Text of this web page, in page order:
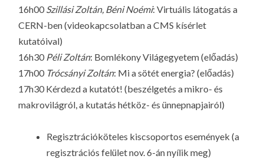
16h00 Szillási Zoltán, Béni Noémi: Virtuális látogatás a
CERN-ben (videokapcsolatban a CMS kísérlet
kutatóival)
16h30 Péli Zoltán: Bomlékony Világegyetem (előadás)
17h00 Trócsányi Zoltán: Mi a sötét energia? (előadás)
17h30 Kérdezd a kutatót! (beszélgetés a mikro- és
makrovilágról, a kutatás hétköz- és ünnepnapjairól)
Regisztrációköteles kiscsoportos események (a
regisztrációs felület nov. 6-án nyílik meg)